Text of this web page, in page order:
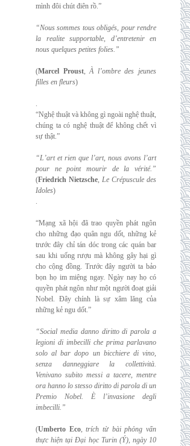
mình đôi chút điên rồ.”
“Nous sommes tous obligés, pour rendre
la realite supportable, d’entretenir en
nous quelques petites folies.”
(Marcel Proust,À l’ombre des jeunes
filles en fleurs)
.
“Nghệ thuật và không gì ngoài nghệ thuật,
chúng ta có nghệ thuật để không chết vì
sự thật.”
“L’art et rien que l’art, nous avons l’art
pour ne point mourir de la vérité.”
(Friedrich Nietzsche, Le Crépuscule des
Idoles)
.
“Mạng xã hội đã trao quyền phát ngôn
cho những đạo quân ngu dốt, những kẻ
trước đây chỉ tán dóc trong các quán bar
sau khi uống rượu mà không gây hại gì
cho cộng đồng. Trước đây người ta bảo
bọn họ im miệng ngay. Ngày nay họ có
quyền phát ngôn như một người đoạt giải
Nobel. Đây chính là sự xâm lăng của
những kẻ ngu dốt.”
“Social media danno diritto di parola a
legioni di imbecilli che prima parlavano
solo albar dopo un bicchiere di vino,
senza danneggiare la collettività.
Venivano subito messi a tacere, mentre
ora hanno lo stesso diritto di parola di un
Premio Nobel. È l’invasione degli
imbecilli.”
(Umberto Eco,trích từ bài phỏng vấn
thực hiện tại Đại học Turin (Ý), ngày 10